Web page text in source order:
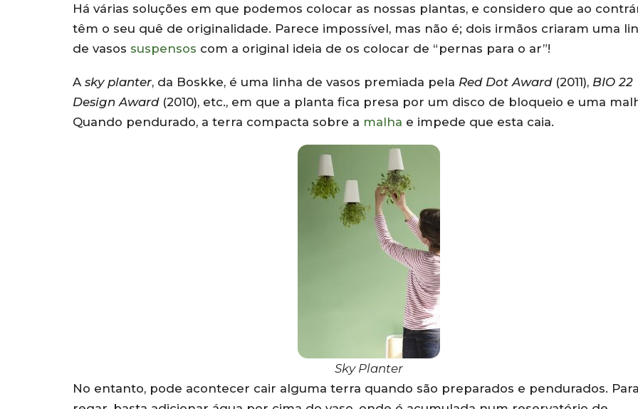
Há várias soluções em que podemos colocar as nossas plantas, e considero que ao
têm o seu quê de originalidade. Parece impossível, mas não é; dois irmãos criaram uma
de vasos suspensos com a original ideia de os colocar de “pernas para o ar”!
A sky planter, da Boskke, é uma linha de vasos premiada pela Red Dot Award(2011), BIO 22
Design Award(2010), etc., em que a planta fica presa por um disco de bloqueio e uma
Quando pendurado, a terra compacta sobre a malha e impede que esta caia.
Sky Planter
No entanto, pode acontecer cair alguma terra quando são preparados e pendurados. Para